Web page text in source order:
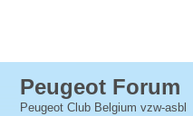
Peugeot Forum
Peugeot Club Belgium vzw-asbl